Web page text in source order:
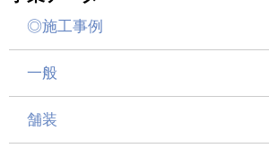
◎施工事例
一般
舗装